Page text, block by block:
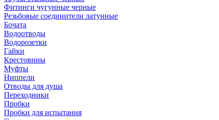
Фитинги чугунные черные
Резьбовые соединители латунные
Бочата
Водоотводы
Водорозетки
Гайки
Крестовины
Муфты
Ниппели
Отводы для душа
Переходники
Пробки
Пробки для испытания